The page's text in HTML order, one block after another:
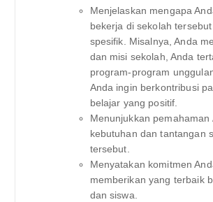
Menjelaskan mengapa
bekerja di sekolah
spesifik. Misalnya, Anda
dan misi sekolah, Anda
program-program
Anda ingin berkontribusi
belajar yang positif.
Menunjukkan pemahaman
kebutuhan dan tantangan
tersebut.
Menyatakan komitmen
memberikan yang terbaik
dan siswa.